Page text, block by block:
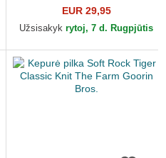
EUR 29,95
Užsisakyk rytoj, 7 d. Rugpjūtis